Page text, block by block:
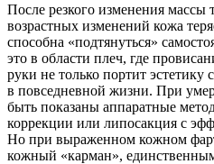
После резкого изменения массы
возрастных изменений кожа
способна «подтянуться»
это в области плеч, где
руки не только портит эстетику
в повседневной жизни. При
быть показаны аппаратные
коррекции или липосакция с
Но при выраженном кожном
кожный «карман»,